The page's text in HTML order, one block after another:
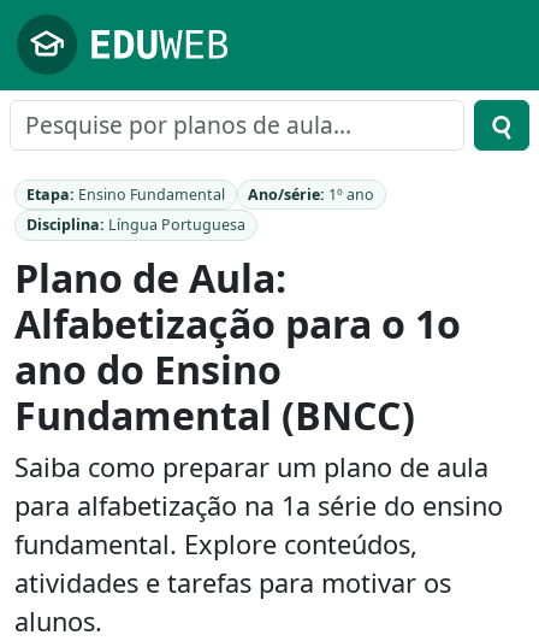
Pular para o conteúdo principal
Etapa: Ensino Fundamental Ano/série: 1º ano
Disciplina: Língua Portuguesa
Plano de Aula:
Alfabetização para o 1o
ano do Ensino
Fundamental (BNCC)
Saiba como preparar um plano de aula
para alfabetização na 1a série do ensino
fundamental. Explore conteúdos,
atividades e tarefas para motivar os
alunos.